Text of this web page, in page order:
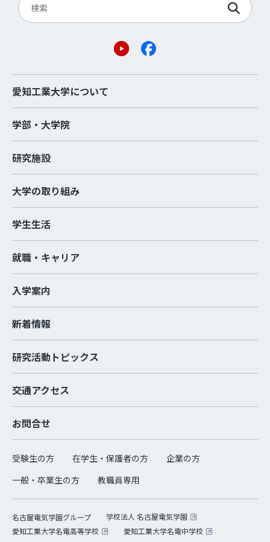
愛知工業大学について
学部・大学院
研究施設
大学の取り組み
学生生活
就職・キャリア
入学案内
新着情報
研究活動トピックス
交通アクセス
お問合せ
受験生の方 在学生・保護者の方
企業の方
一般・卒業生の方
教職員専用
名古屋電気学園グループ
学校法人 名古屋電気学園
愛知工業大学名電高等学校
愛知工業大学名電中学校